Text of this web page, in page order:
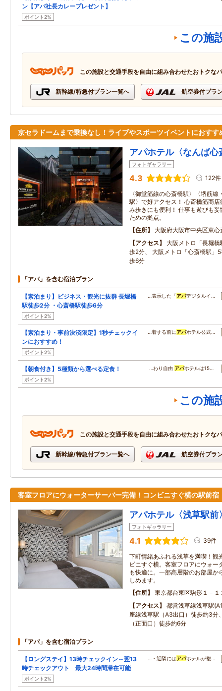
ン【アパ社長カレープレゼント】
ポイント2%
この施
この施設と交通手段を自由に組み合わせたおトクな
新幹線/特急付プラン一覧へ 航空券付プラ
京セラドームまで乗換なし！ライブやスポーツイベントにおすす
アパホテル〈なんば心
フォトギャラリー
4.3 122件
〈御堂筋線の心斎橋駅〉〈堺筋
駅〉で好アクセス！ 心斎橋筋商
み歩きにも便利！ 仕事も遊びも
ための拠点。
住所
大阪府大阪市中央区東
アクセス
大阪メトロ「長堀
歩2分、 大阪メトロ「心斎橋駅」
歩6分
「アパ」を含む宿泊プラン
【素泊まり】ビジネス・観光に抜群 長堀橋
駅徒歩2分 ・心斎橋駅徒歩6分
ポイント2%
…表示した「アパデジタルイ…
【素泊まり・事前決済限定】1秒チェックイ
ンにおすすめ！
ポイント2%
…着する前にアパホテル公式…
【朝食付き】5種類から選べる定食！
ポイント2%
…わり自由 アパホテルは15…
この施
この施設と交通手段を自由に組み合わせたおトクな
新幹線/特急付プラン一覧へ 航空券付プラ
客室フロアにウォーターサーバー完備！コンビニすぐ横の駅前宿
アパホテル〈浅草駅前
フォトギャラリー
4.1 39件
下町情緒あふれる浅草を満喫！観
ビニすぐ横。客室フロアにウォー
も快適に。一部高層階のお部屋か
しめます。
住所
東京都台東区駒形１－１
アクセス
都営浅草線浅草駅
座線浅草駅（A3出口）徒歩約3分
（正面口）徒歩約6分
「アパ」を含む宿泊プラン
【ロングステイ】13時チェックイン～翌13
時チェックアウト 最大24時間滞在可能
ポイント2%
…・近隣にはアパホテルが複…